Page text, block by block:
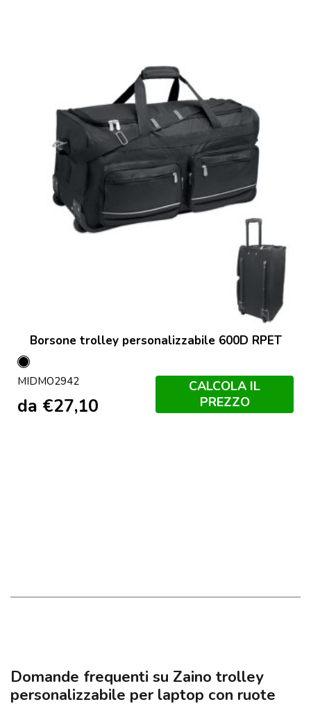
Borsone trolley personalizzabile 600D RPET
Nero
MIDMO2942
da €27,10
CALCOLA IL
PREZZO
Domande frequenti su Zaino trolley
personalizzabile per laptop con ruote